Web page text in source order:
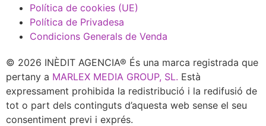
Política de cookies (UE)
Política de Privadesa
Condicions Generals de Venda
© 2026 INÈDIT AGENCIA® És una marca registrada que
pertany a MARLEX MEDIA GROUP, SL. Està
expressament prohibida la redistribució i la redifusió de
tot o part dels continguts d’aquesta web sense el seu
consentiment previ i exprés.